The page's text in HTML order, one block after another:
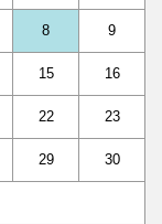
8 9
15 16
22 23
29 30